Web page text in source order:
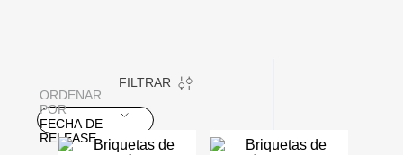
FILTRAR
ORDENAR
POR
FECHA DE
RELEASE